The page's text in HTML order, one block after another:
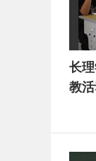
长
教